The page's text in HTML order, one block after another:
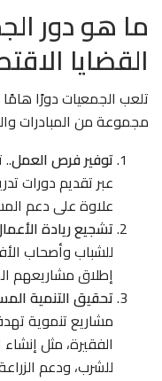
ما هو دور
القضايا
تلعب الجمعيات دورًا
مجموعة من المبادرات
توفير فرص العمل
عبر تقديم دورات
علاوة على دعم
تشجيع ريادة
للشباب وأصحاب
إطلاق مشاريعهم
تحقيق التنمية
مشاريع تنموية
الفقيرة، مثل
للشرب، ودعم